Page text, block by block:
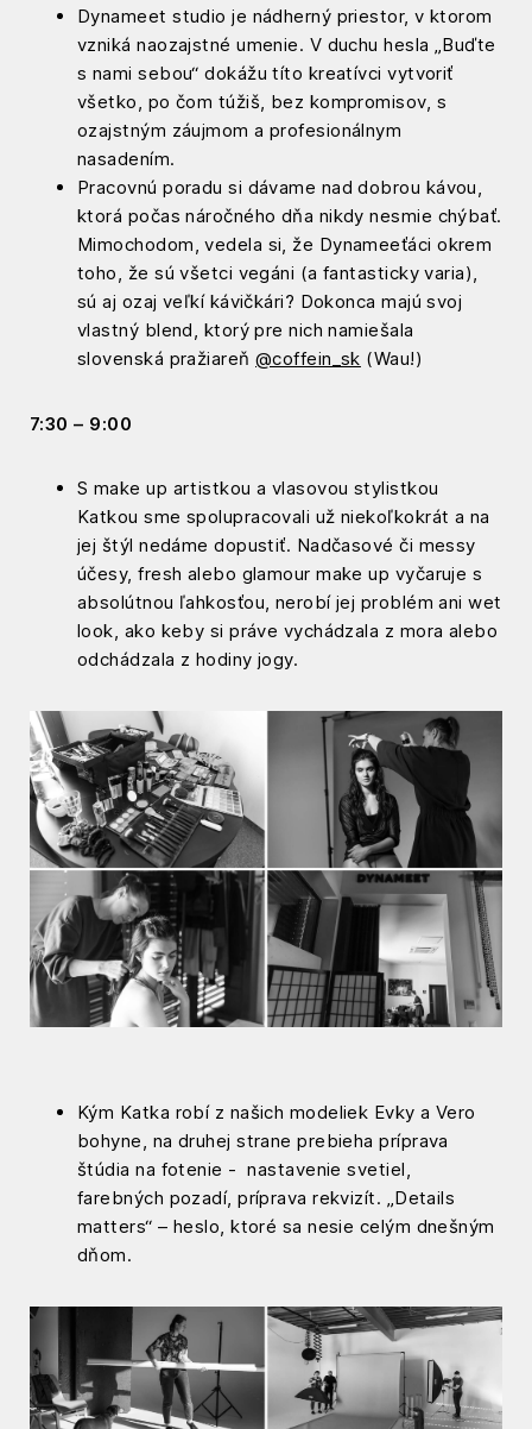
Dynameet studio je nádherný priestor, v ktorom
vzniká naozajstné umenie. V duchu hesla „Buďte
s nami sebou“ dokážu títo kreatívci vytvoriť
všetko, po čom túžiš, bez kompromisov, s
ozajstným záujmom a profesionálnym
nasadením.
Pracovnú poradu si dávame nad dobrou kávou,
ktorá počas náročného dňa nikdy nesmie chýbať.
Mimochodom, vedela si, že Dynameeťáci okrem
toho, že sú všetci vegáni (a fantasticky varia),
sú aj ozaj veľkí kávičkári? Dokonca majú svoj
vlastný blend, ktorý pre nich namiešala
slovenská pražiareň @coffein_sk (Wau!)
7:30 – 9:00
S make up artistkou a vlasovou stylistkou
Katkou sme spolupracovali už niekoľkokrát a na
jej štýl nedáme dopustiť. Nadčasové či messy
účesy, fresh alebo glamour make up vyčaruje s
absolútnou ľahkosťou, nerobí jej problém ani wet
look, ako keby si práve vychádzala z mora alebo
odchádzala z hodiny jogy.
Kým Katka robí z našich modeliek Evky a Vero
bohyne, na druhej strane prebieha príprava
štúdia na fotenie - nastavenie svetiel,
farebných pozadí, príprava rekvizít. „Details
matters“ – heslo, ktoré sa nesie celým dnešným
dňom.